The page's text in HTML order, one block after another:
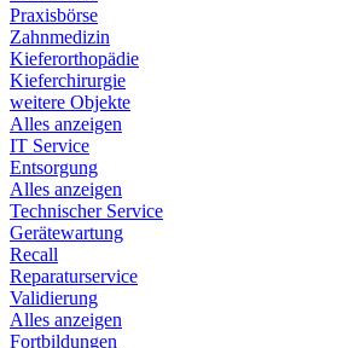
Praxisbörse
Zahnmedizin
Kieferorthopädie
Kieferchirurgie
weitere Objekte
Alles anzeigen
IT Service
Entsorgung
Alles anzeigen
Technischer Service
Gerätewartung
Recall
Reparaturservice
Validierung
Alles anzeigen
Fortbildungen